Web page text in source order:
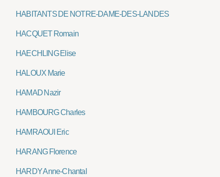
HABITANTS DE NOTRE-DAME-DES-LANDES
HACQUET Romain
HAECHLING Elise
HALOUX Marie
HAMAD Nazir
HAMBOURG Charles
HAMRAOUI Eric
HARANG Florence
HARDY Anne-Chantal